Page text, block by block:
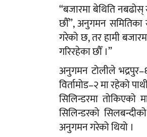
“बजारमा बेथिति
छौँ”, अनुगमन समितिका
गरेको छ, तर हामी
गरिरहेका छौँ ।”
अनुगमन टोलीले
विर्तामोड–२ मा रहेको
सिलिन्डरमा तोकिएको
सिलिन्डरको
अनुगमन गरेको थियो ।